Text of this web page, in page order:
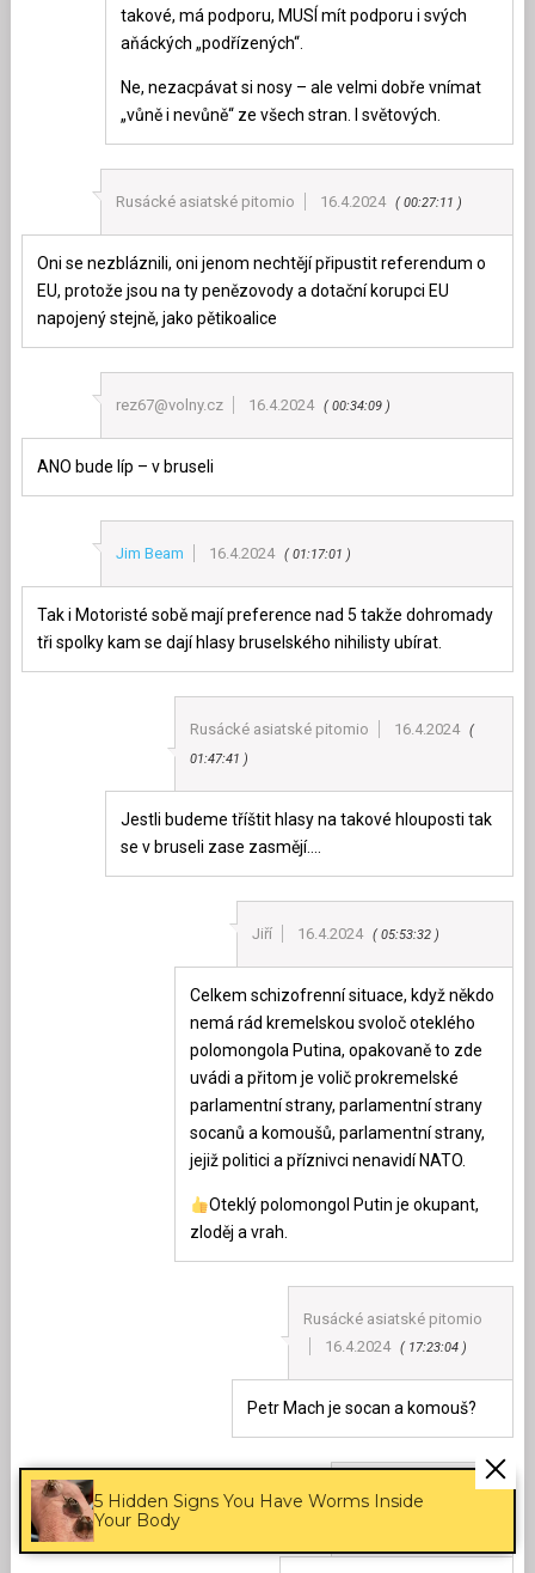
takové, má podporu, MUSÍ mít podporu i svých
aňáckých „podřízených“.
Ne, nezacpávat si nosy – ale velmi dobře vnímat
„vůně i nevůně“ ze všech stran. I světových.
Rusácké asiatské pitomio 16.4.2024 00:27:11
Oni se nezbláznili, oni jenom nechtějí připustit referendum o
EU, protože jsou na ty penězovody a dotační korupci EU
napojený stejně, jako pětikoalice
rez67@volny.cz 16.4.2024 00:34:09
ANO bude líp – v bruseli
Jim Beam 16.4.2024 01:17:01
Tak i Motoristé sobě mají preference nad 5 takže dohromady
tři spolky kam se dají hlasy bruselského nihilisty ubírat.
Rusácké asiatské pitomio 16.4.2024
01:47:41
Jestli budeme tříštit hlasy na takové hlouposti tak
se v bruseli zase zasmějí….
Jiří 16.4.2024 05:53:32
Celkem schizofrenní situace, když někdo
nemá rád kremelskou svoloč oteklého
polomongola Putina, opakovaně to zde
uvádi a přitom je volič prokremelské
parlamentní strany, parlamentní strany
socanů a komoušů, parlamentní strany,
jejiž politici a příznivci nenavidí NATO.
Oteklý polomongol Putin je okupant,
zloděj a vrah.
Rusácké asiatské pitomio
16.4.2024
17:23:04
Petr Mach je socan a komouš?
Jiří 16.4.2024
5 Hidden Signs You Have Worms Inside
Your Body